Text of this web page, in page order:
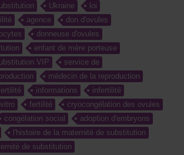
Ukraine
loi
agence
don d'ovules
donneuse d'ovules
enfant de mère porteuse
VIP
service de
médecin de la reproduction
informations
infertilité
fertilité
cryocongélation des ovules
congélation social
adoption d'embryons
l'histoire de la maternité de substitution
de substitution